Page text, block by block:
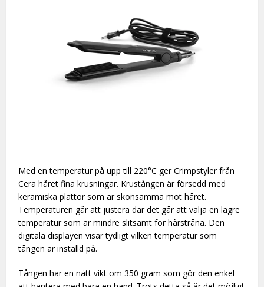
Med en temperatur på upp till 220°C ger Crimpstyler från
Cera håret fina krusningar. Krustången är försedd med
keramiska plattor som är skonsamma mot håret.
Temperaturen går att justera där det går att välja en lägre
temperatur som är mindre slitsamt för hårstråna. Den
digitala displayen visar tydligt vilken temperatur som
tången är inställd på.
Tången har en nätt vikt om 350 gram som gör den enkel